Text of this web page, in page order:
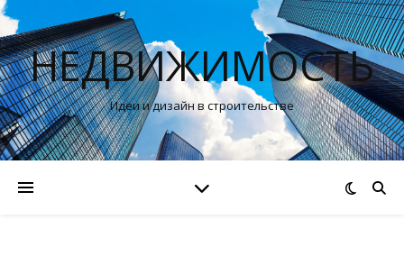
НЕДВИЖИМОСТЬ
Идеи и дизайн в строительстве